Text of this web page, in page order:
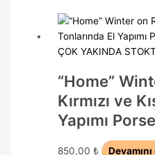
ÇOK YAKINDA
“Home”
Kırmızı ve
Yapımı
850,00 ₺